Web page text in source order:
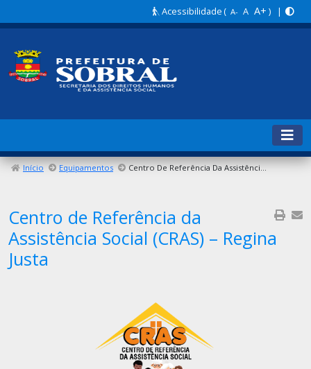
Acessibilidade( A- A A+ ) |
Início Equipamentos Centro De Referência Da Assistência Social (CRAS) – Regina Justa
Centro de Referência da
Assistência Social (CRAS) – Regina
Justa